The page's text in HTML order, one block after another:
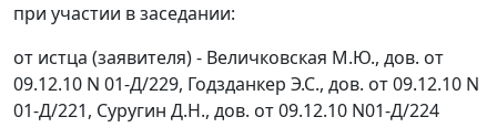
при участии в заседании:
от истца (заявителя) - Величковская М.Ю., дов. от
09.12.10 N 01-Д/229, Годзданкер Э.С., дов. от 09.12.10 N
01-Д/221, Суругин Д.Н., дов. от 09.12.10 N01-Д/224